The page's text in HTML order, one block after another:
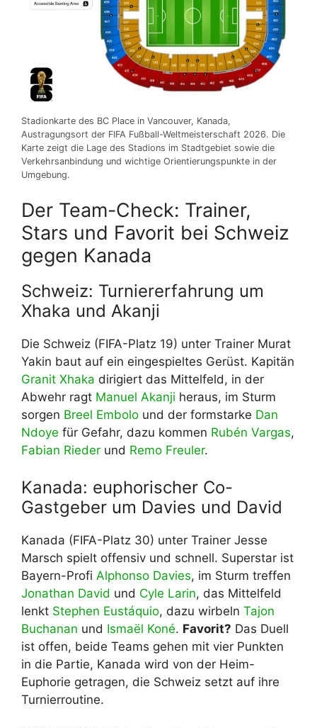
Stadionkarte des BC Place in Vancouver, Kanada,
Austragungsort der FIFA Fußball-Weltmeisterschaft 2026. Die
Karte zeigt die Lage des Stadions im Stadtgebiet sowie die
Verkehrsanbindung und wichtige Orientierungspunkte in der
Umgebung.
Der Team-Check: Trainer,
Stars und Favorit bei Schweiz
gegen Kanada
Schweiz: Turniererfahrung um
Xhaka und Akanji
Die Schweiz (FIFA-Platz 19) unter Trainer Murat
Yakin baut auf ein eingespieltes Gerüst. Kapitän
Granit Xhaka dirigiert das Mittelfeld, in der
Abwehr ragt Manuel Akanji heraus, im Sturm
sorgen Breel Embolo und der formstarke Dan
Ndoye für Gefahr, dazu kommen Rubén Vargas,
Fabian Rieder und Remo Freuler.
Kanada: euphorischer Co-
Gastgeber um Davies und David
Kanada (FIFA-Platz 30) unter Trainer Jesse
Marsch spielt offensiv und schnell. Superstar ist
Bayern-Profi Alphonso Davies, im Sturm treffen
Jonathan David und Cyle Larin, das Mittelfeld
lenkt Stephen Eustáquio, dazu wirbeln Tajon
Buchanan und Ismaël Koné. Favorit? Das Duell
ist offen, beide Teams gehen mit vier Punkten
in die Partie, Kanada wird von der Heim-
Euphorie getragen, die Schweiz setzt auf ihre
Turnierroutine.